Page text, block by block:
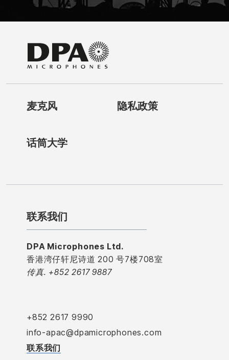
麦克风 隐私政策
话筒大学
联系我们
DPA Microphones Ltd.
香港湾仔轩尼诗道 200 号7楼708室
传真. +852 2617 9887
+852 2617 9990
info-apac@dpamicrophones.com
联系我们